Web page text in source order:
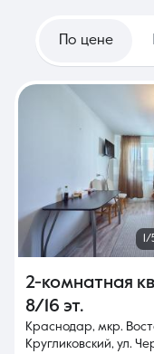
По цене
1/
2-комнатная
8/16 эт.
Краснодар, мкр.
Кругликовский, ул.